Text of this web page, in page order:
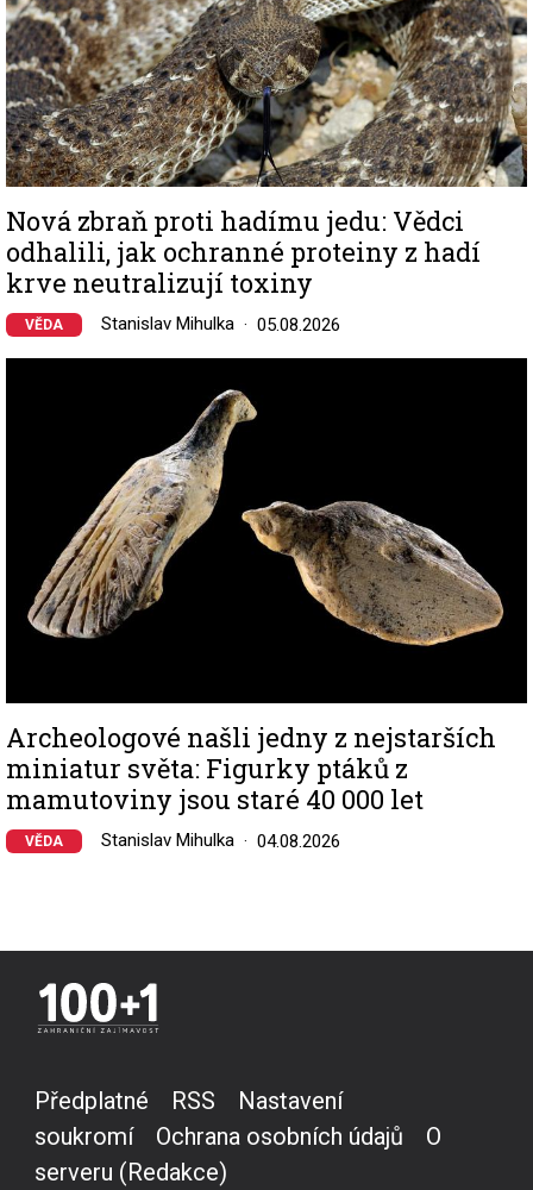
Nová zbraň proti hadímu jedu: Vědci
odhalili, jak ochranné proteiny z hadí
krve neutralizují toxiny
VĚDA Stanislav Mihulka 05.08.2026
Archeologové našli jedny z nejstarších
miniatur světa: Figurky ptáků z
mamutoviny jsou staré 40 000 let
VĚDA Stanislav Mihulka 04.08.2026
Předplatné RSS
Nastavení
soukromí
Ochrana osobních údajů
O
serveru (Redakce)